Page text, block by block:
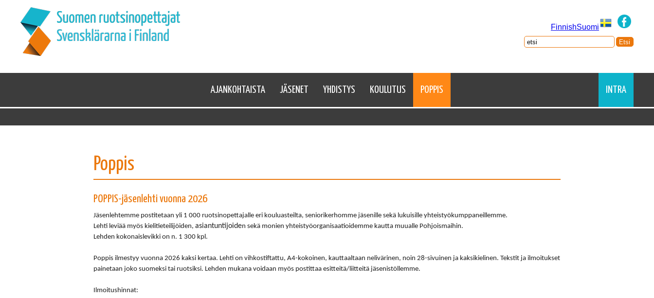
FinnishSuomi
AJANKOHTAISTA JÄSENET YHDISTYS KOULUTUS POPPIS INTRA
Poppis
POPPIS-jäsenlehti vuonna 2026
Jäsenlehtemme postitetaan yli 1 000 ruotsinopettajalle eri kouluasteilta, seniorikerhomme jäsenille sekä lukuisille yhteistyökumppaneillemme.
Lehti leviää myös kielitieteilijöiden, asiantuntijoiden sekä monien yhteistyö­organisaatioidemme kautta muualle Pohjoismaihin.
Lehden kokonaislevikki on n. 1 300 kpl.
Poppis ilmestyy vuonna 2026 kaksi kertaa. Lehti on vihkostiftattu, A4-kokoinen, kauttaaltaan nelivärinen, noin 28-sivuinen ja kaksikielinen. Tekstit ja ilmoitukset
painetaan joko suomeksi tai ruotsiksi. Lehden mukana voidaan myös postittaa esitteitä/liitteitä jäsenistöllemme.
Ilmoitushinnat: